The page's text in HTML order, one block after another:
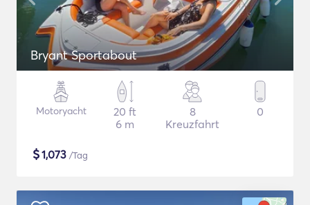
Bryant Sportabout
Motoryacht
20 ft
6 m
8
Kreuzfahrt
0
$1,073 /Tag